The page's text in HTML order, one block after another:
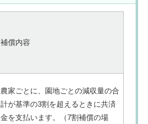
補償内容
農家ごとに、園地ごとの減収量の合
計が基準の3割を超えるときに共済
金を支払います。（7割補償の場